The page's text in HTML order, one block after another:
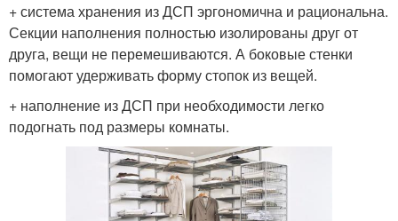
+ система хранения из ДСП эргономична и рациональна.
Секции наполнения полностью изолированы друг от
друга, вещи не перемешиваются. А боковые стенки
помогают удерживать форму стопок из вещей.
+ наполнение из ДСП при необходимости легко
подогнать под размеры комнаты.